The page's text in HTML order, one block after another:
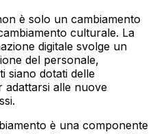
è solo un cambiamento
culturale. La
digitale svolge un
del personale,
siano dotati delle
adattarsi alle nuove
è una componente